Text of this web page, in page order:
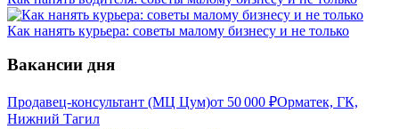
Как нанять курьера: советы малому бизнесу и не только
Вакансии дня
Продавец-консультант (МЦ Цум)от 50 000 ₽Орматек, ГК,
Нижний Тагил